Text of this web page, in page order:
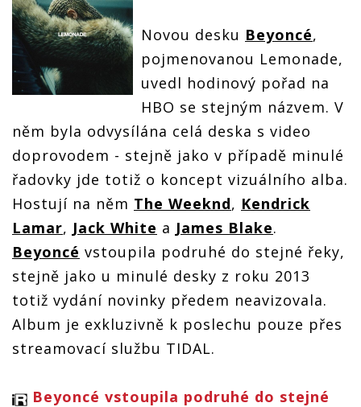
Novou desku Beyoncé,
pojmenovanou Lemonade,
uvedl hodinový pořad na
HBO se stejným názvem. V
něm byla odvysílána celá deska s video
doprovodem - stejně jako v případě minulé
řadovky jde totiž o koncept vizuálního alba.
Hostují na něm The Weeknd, Kendrick
Lamar, Jack White a James Blake.
Beyoncé vstoupila podruhé do stejné řeky,
stejně jako u minulé desky z roku 2013
totiž vydání novinky předem neavizovala.
Album je exkluzivně k poslechu pouze přes
streamovací službu TIDAL.
Beyoncé vstoupila podruhé do stejné